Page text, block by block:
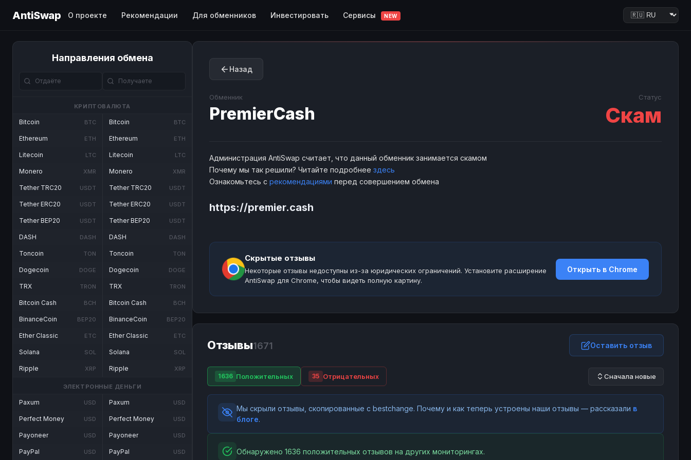
AntiSwap О проекте Рекомендации Для обменников Инвестировать Сервисы NEW
Направления обмена
КРИПТОВАЛЮТА
Bitcoin BTC
Ethereum ETH
Litecoin LTC
Monero XMR
Tether TRC20 USDT
Tether ERC20 USDT
Tether BEP20 USDT
DASH DASH
Toncoin TON
Dogecoin DOGE
TRX TRON
Bitcoin Cash BCH
BinanceCoin BEP20
Ether Classic ETC
Solana SOL
Ripple XRP
Bitcoin BTC
Ethereum ETH
Litecoin LTC
Monero XMR
Tether TRC20 USDT
Tether ERC20 USDT
Tether BEP20 USDT
DASH DASH
Toncoin TON
Dogecoin DOGE
TRX TRON
Bitcoin Cash BCH
BinanceCoin BEP20
Ether Classic ETC
Solana SOL
Ripple XRP
ЭЛЕКТРОННЫЕ ДЕНЬГИ
Paxum USD
Perfect Money USD
Payoneer USD
PayPal USD
Paxum USD
Perfect Money USD
Payoneer USD
PayPal USD
Назад
Обменник
PremierCash
Статус
Скам
Администрация AntiSwap считает, что данный обменник занимается скамом
Почему мы так решили? Читайте подробнее здесь
Ознакомьтесь с рекомендациями перед совершением обмена
https://premier.cash
Скрытые отзывы
Некоторые отзывы недоступны из-за юридических ограничений. Установите расширение
AntiSwap для Chrome, чтобы видеть полную картину.
Открыть в Chrome
Отзывы1671 Оставить отзыв
1636 Положительных 35 Отрицательных Сначала новые
Мы скрыли отзывы, скопированные с bestchange. Почему и как теперь устроены наши отзывы — рассказали в
блоге.
Обнаружено 1636 положительных отзывов на других мониторингах.